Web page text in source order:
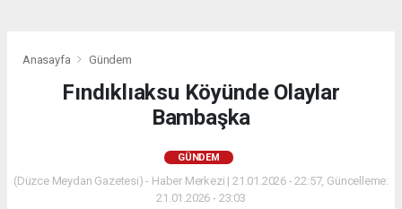
Anasayfa Gündem
Fındıklıaksu Köyünde Olaylar
Bambaşka
GÜNDEM
(Düzce Meydan Gazetesi) - Haber Merkezi | 21.01.2026 - 22:57, Güncelleme:
21.01.2026 - 23:03